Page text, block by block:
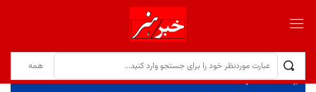
برگ نخست
نوشته‌ها